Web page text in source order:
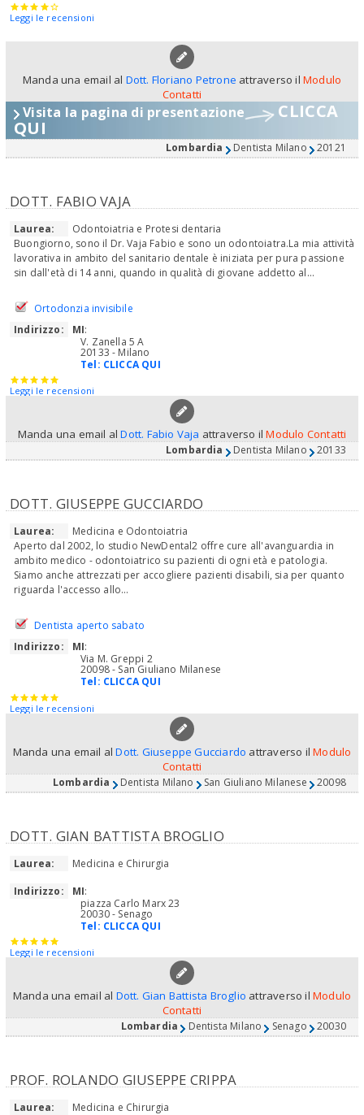
Leggi le recensioni
Manda una email al Dott. Floriano Petrone attraverso il Modulo
Contatti
Visita la pagina di presentazione CLICCA
QUI
Lombardia Dentista Milano 20121
DOTT. FABIO VAJA
Laurea:
Odontoiatria e Protesi dentaria
Buongiorno, sono il Dr. Vaja Fabio e sono un odontoiatra.La mia attività
lavorativa in ambito del sanitario dentale è iniziata per pura passione
sin dall'età di 14 anni, quando in qualità di giovane addetto al...
Ortodonzia invisibile
Indirizzo:
MI:
V. Zanella 5 A
20133 - Milano
Tel: CLICCA QUI
Leggi le recensioni
Manda una email alDott. Fabio Vaja attraverso ilModulo Contatti
Lombardia Dentista Milano 20133
DOTT. GIUSEPPE GUCCIARDO
Laurea:
Medicina e Odontoiatria
Aperto dal 2002, lo studio NewDental2 offre cure all'avanguardia in
ambito medico - odontoiatrico su pazienti di ogni età e patologia.
Siamo anche attrezzati per accogliere pazienti disabili, sia per quanto
riguarda l'accesso allo...
Dentista aperto sabato
Indirizzo:
MI:
Via M. Greppi 2
20098 - San Giuliano Milanese
Tel: CLICCA QUI
Leggi le recensioni
Manda una email alDott. Giuseppe Gucciardo attraverso ilModulo
Contatti
Lombardia Dentista Milano San Giuliano Milanese 20098
DOTT. GIAN BATTISTA BROGLIO
Laurea:
Medicina e Chirurgia
Indirizzo:
MI:
piazza Carlo Marx 23
20030 - Senago
Tel: CLICCA QUI
Leggi le recensioni
Manda una email al Dott. Gian Battista Broglio attraverso il Modulo
Contatti
Lombardia Dentista Milano Senago 20030
PROF. ROLANDO GIUSEPPE CRIPPA
Laurea: Medicina e Chirurgia